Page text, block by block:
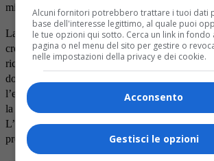
milioni di persone.
La scorrevole scrittura dell’autore, indagando su
cronaca, crea un sapiente intreccio tra il passato
ricostruzione dei fatti ed il presente dove
domande esistenziali che implicitamente
l’eterna contrapposizione tra il bene e il male,
la necessità di vivere in modo spirituale la
L’articolata ed avvincente analisi dei fatti ha
presenza delle scritture sacre della tradizione
Alcuni fornitori potrebbero trattare i tuoi dati
base dell'interesse legittimo, al quale puoi
le tue opzioni qui sotto. Cerca un link in fondo
pagina o nel menu del sito per gestire o
nelle impostazioni della privacy e dei cookie.
Acconsento
Gestisci le opzioni